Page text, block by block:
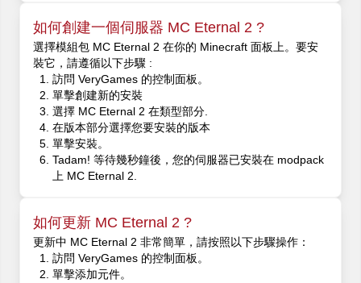
如何創建一個伺服器 MC Eternal 2 ?
選擇模組包 MC Eternal 2 在你的 Minecraft 面板上。要安
裝它，請遵循以下步驟 :
訪問 VeryGames 的控制面板。
單擊創建新的安裝
選擇 MC Eternal 2 在類型部分.
在版本部分選擇您要安裝的版本
單擊安裝。
Tadam! 等待幾秒鐘後，您的伺服器已安裝在 modpack
上 MC Eternal 2.
如何更新 MC Eternal 2 ?
更新中 MC Eternal 2 非常簡單，請按照以下步驟操作：
訪問 VeryGames 的控制面板。
單擊添加元件。